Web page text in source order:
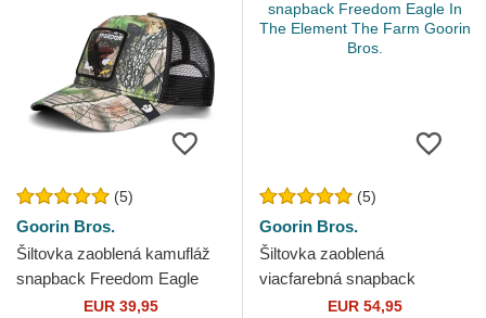
(5)
Goorin Bros.
Šiltovka zaoblená kamufláž
snapback Freedom Eagle
Camouflage Seasonal Real
EUR 39,95
(5)
Goorin Bros.
Šiltovka zaoblená
viacfarebná snapback
Freedom Eagle In The
EUR 54,95